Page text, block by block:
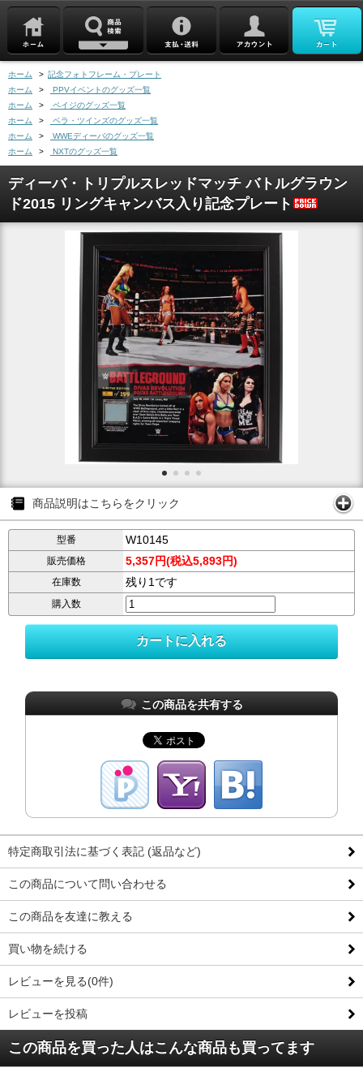
ホーム > 記念フォトフレーム・プレート
ホーム
>
PPVイベントのグッズ一覧
ホーム
>
ペイジのグッズ一覧
ホーム
>
ベラ・ツインズのグッズ一覧
ホーム
>
WWEディーバのグッズ一覧
ホーム
> NXTのグッズ一覧
ディーバ・トリプルスレッドマッチ バトルグラウン
ド2015 リングキャンバス入り記念プレート
商品説明はこちらをクリック
型番 W10145
販売価格 5,357円(税込5,893円)
在庫数 残り1です
購入数
この商品を共有する
特定商取引法に基づく表記 (返品など)
この商品について問い合わせる
この商品を友達に教える
買い物を続ける
レビューを見る(0件)
レビューを投稿
この商品を買った人はこんな商品も買ってます